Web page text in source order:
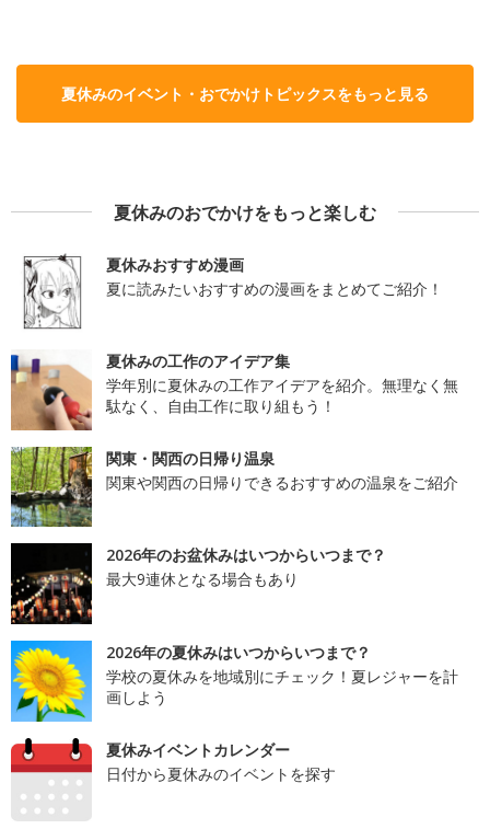
夏休みのイベント・おでかけトピックスをもっと見る
夏休みのおでかけをもっと楽しむ
夏休みおすすめ漫画
夏に読みたいおすすめの漫画をまとめてご紹介！
夏休みの工作のアイデア集
学年別に夏休みの工作アイデアを紹介。無理なく無
駄なく、自由工作に取り組もう！
関東・関西の日帰り温泉
関東や関西の日帰りできるおすすめの温泉をご紹介
2026年のお盆休みはいつからいつまで？
最大9連休となる場合もあり
2026年の夏休みはいつからいつまで？
学校の夏休みを地域別にチェック！夏レジャーを計
画しよう
夏休みイベントカレンダー
日付から夏休みのイベントを探す